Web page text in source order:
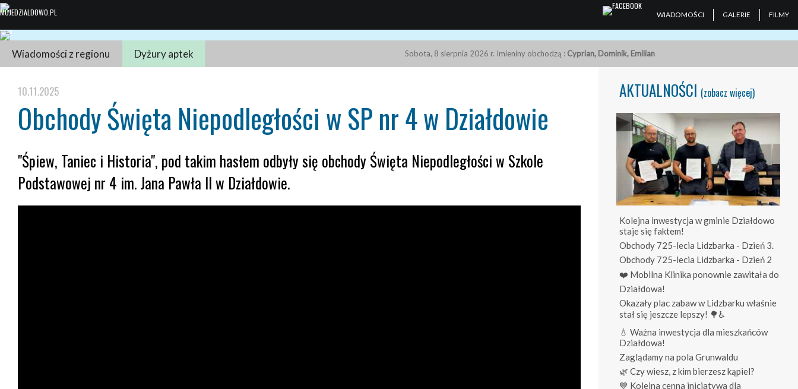
WIADOMOŚCI GALERIE FILMY
Wiadomości z regionu Dyżury aptek Sobota, 8 sierpnia 2026 r. Imieniny obchodzą : Cyprian, Dominik, Emilian
10.11.2025
Obchody Święta Niepodległości w SP nr 4 w Działdowie
"Śpiew, Taniec i Historia", pod takim hasłem odbyły się obchody Święta Niepodległości w Szkole
Podstawowej nr 4 im. Jana Pawła II w Działdowie.
AKTUALNOŚCI (zobacz więcej)
Kolejna inwestycja w gminie Działdowo
staje się faktem!
Obchody 725-lecia Lidzbarka - Dzień 3.
Obchody 725-lecia Lidzbarka - Dzień 2
❤️ Mobilna Klinika ponownie zawitała do
Działdowa!
Okazały plac zabaw w Lidzbarku właśnie
stał się jeszcze lepszy! 🌳♿
💧 Ważna inwestycja dla mieszkańców
Działdowa!
Zaglądamy na pola Grunwaldu
🌿 Czy wiesz, z kim bierzesz kąpiel?
💙 Kolejna cenna inicjatywa dla